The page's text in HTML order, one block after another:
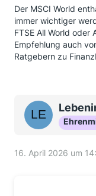
Der MSCI World
immer wichtiger
FTSE All World oder
Empfehlung auch
Ratgebern zu
16. April 2026 um